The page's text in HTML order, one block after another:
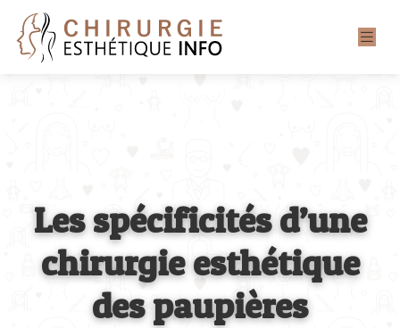
Les spécificités d’une
chirurgie esthétique
des paupières